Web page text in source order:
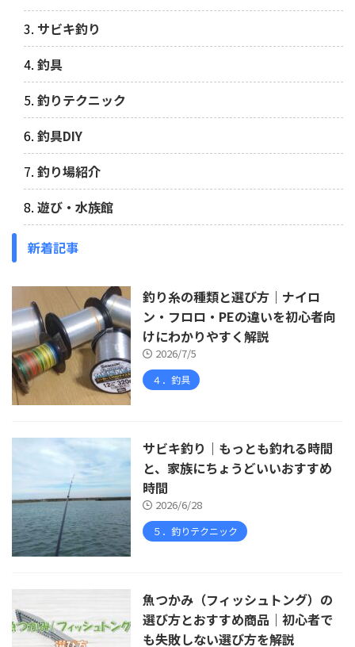
サビキ釣り
釣具
釣りテクニック
釣具DIY
釣り場紹介
遊び・水族館
新着記事
釣り糸の種類と選び方｜ナイロ
ン・フロロ・PEの違いを初心者向
けにわかりやすく解説
2026/7/5
４．釣具
サビキ釣り｜もっとも釣れる時間
と、家族にちょうどいいおすすめ
時間
2026/6/28
５．釣りテクニック
魚つかみ（フィッシュトング）の
選び方とおすすめ商品｜初心者で
も失敗しない選び方を解説